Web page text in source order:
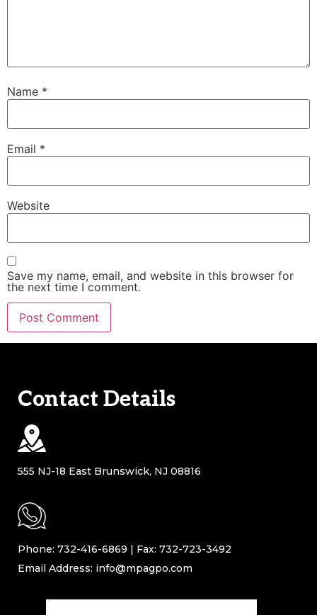
Name *
Email *
Website
Save my name, email, and website in this browser for
the next time I comment.
Contact Details
555 NJ-18 East Brunswick, NJ 08816
Phone: 732-416-6869 | Fax: 732-723-3492
Email Address: info@mpagpo.com